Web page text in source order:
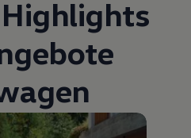
ab Werk